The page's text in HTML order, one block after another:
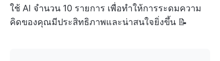
ใช้ AI จำนวน 10 รายการ เพื่อทำให้การระดมความ
คิดของคุณมีประสิทธิภาพและน่าสนใจยิ่งขึ้น 📝